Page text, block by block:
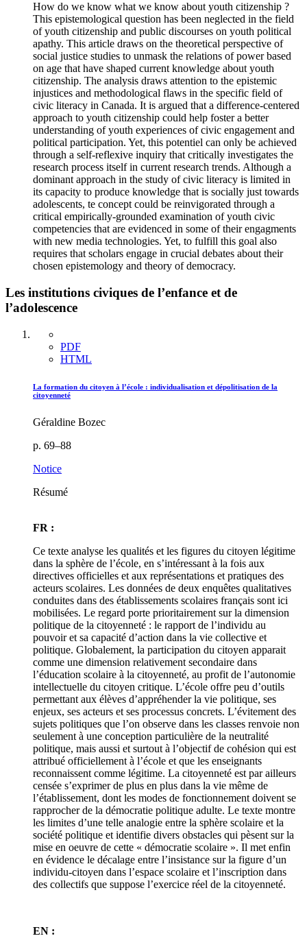
How do we know what we know about youth citizenship ?
This epistemological question has been neglected in the field
of youth citizenship and public discourses on youth political
apathy. This article draws on the theoretical perspective of
social justice studies to unmask the relations of power based
on age that have shaped current knowledge about youth
citizenship. The analysis draws attention to the epistemic
injustices and methodological flaws in the specific field of
civic literacy in Canada. It is argued that a difference-centered
approach to youth citizenship could help foster a better
understanding of youth experiences of civic engagement and
political participation. Yet, this potentiel can only be achieved
through a self-reflexive inquiry that critically investigates the
research process itself in current research trends. Although a
dominant approach in the study of civic literacy is limited in
its capacity to produce knowledge that is socially just towards
adolescents, te concept could be reinvigorated through a
critical empirically-grounded examination of youth civic
competencies that are evidenced in some of their engagments
with new media technologies. Yet, to fulfill this goal also
requires that scholars engage in crucial debates about their
chosen epistemology and theory of democracy.
Les institutions civiques de l’enfance et de
l’adolescence
PDF
HTML
La formation du citoyen à l’école : individualisation et dépolitisation de la
citoyenneté
Géraldine Bozec
p. 69–88
Notice
Résumé
FR :
Ce texte analyse les qualités et les figures du citoyen légitime
dans la sphère de l’école, en s’intéressant à la fois aux
directives officielles et aux représentations et pratiques des
acteurs scolaires. Les données de deux enquêtes qualitatives
conduites dans des établissements scolaires français sont ici
mobilisées. Le regard porte prioritairement sur la dimension
politique de la citoyenneté : le rapport de l’individu au
pouvoir et sa capacité d’action dans la vie collective et
politique. Globalement, la participation du citoyen apparait
comme une dimension relativement secondaire dans
l’éducation scolaire à la citoyenneté, au profit de l’autonomie
intellectuelle du citoyen critique. L’école offre peu d’outils
permettant aux élèves d’appréhender la vie politique, ses
enjeux, ses acteurs et ses processus concrets. L’évitement des
sujets politiques que l’on observe dans les classes renvoie non
seulement à une conception particulière de la neutralité
politique, mais aussi et surtout à l’objectif de cohésion qui est
attribué officiellement à l’école et que les enseignants
reconnaissent comme légitime. La citoyenneté est par ailleurs
censée s’exprimer de plus en plus dans la vie même de
l’établissement, dont les modes de fonctionnement doivent se
rapprocher de la démocratie politique adulte. Le texte montre
les limites d’une telle analogie entre la sphère scolaire et la
société politique et identifie divers obstacles qui pèsent sur la
mise en oeuvre de cette « démocratie scolaire ». Il met enfin
en évidence le décalage entre l’insistance sur la figure d’un
individu-citoyen dans l’espace scolaire et l’inscription dans
des collectifs que suppose l’exercice réel de la citoyenneté.
EN :